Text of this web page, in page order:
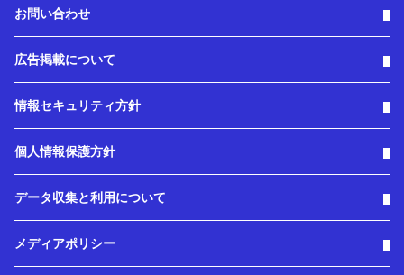
お問い合わせ
広告掲載について
情報セキュリティ方針
個人情報保護方針
データ収集と利用について
メディアポリシー